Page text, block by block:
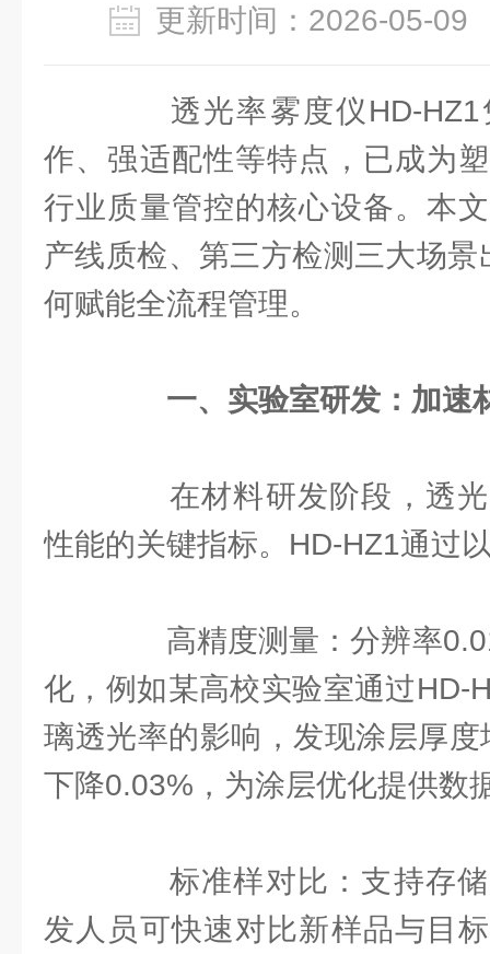
更新时间：2026-05-
透光率雾度仪HD-HZ1
作、强适配性等特点，已成为
行业质量管控的核心设备。本
产线质检、第三方检测三大场
何赋能全流程管理。
一、实验室研发：加速
在材料研发阶段，透光
性能的关键指标。HD-HZ1通过
高精度测量：分辨率
化，例如某高校实验室通过HD-
璃透光率的影响，发现涂层厚
下降0.03%，为涂层优化提供数
标准样对比：支持存储
发人员可快速对比新样品与目